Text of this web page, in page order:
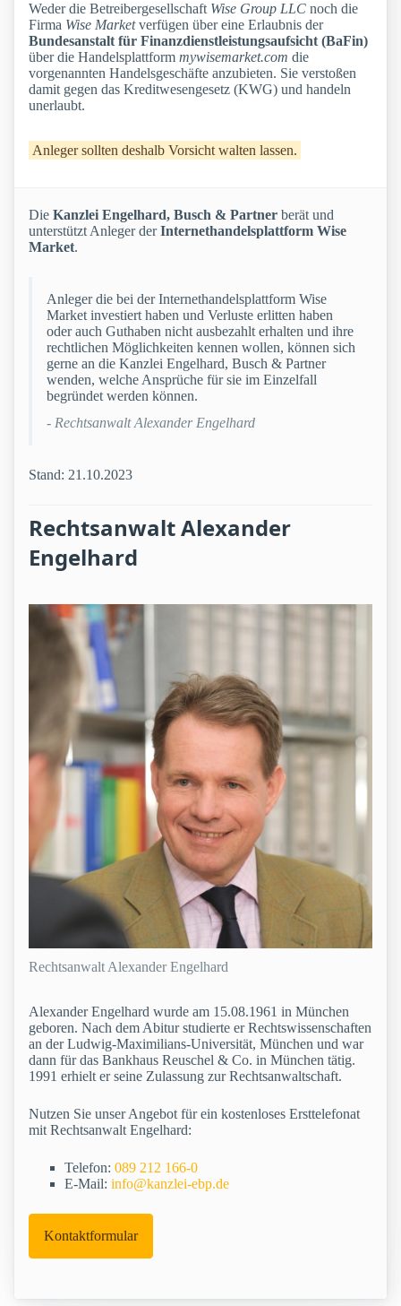
Weder die Betreibergesellschaft Wise Group LLC noch die
Firma Wise Marketverfügen über eine Erlaubnis der
Bundesanstalt für Finanzdienstleistungsaufsicht (BaFin)
über die Handelsplattform mywisemarket.com die
vorgenannten Handelsgeschäfte anzubieten. Sie verstoßen
damit gegen das Kreditwesengesetz (KWG) und handeln
unerlaubt.
Anleger sollten deshalb Vorsicht walten lassen.
Die Kanzlei Engelhard, Busch & Partner berät und
unterstützt Anleger derInternethandelsplattform Wise
Market.
Anleger die bei der Internethandelsplattform Wise
Market investiert haben und Verluste erlitten haben
oder auch Guthaben nicht ausbezahlt erhalten und ihre
rechtlichen Möglichkeiten kennen wollen, können sich
gerne an die Kanzlei Engelhard, Busch & Partner
wenden, welche Ansprüche für sie im Einzelfall
begründet werden können.
- Rechtsanwalt Alexander Engelhard
Stand: 21.10.2023
Rechtsanwalt Alexander
Engelhard
Rechtsanwalt Alexander Engelhard
Alexander Engelhard wurde am 15.08.1961 in München
geboren. Nach dem Abitur studierte er Rechtswissenschaften
an der Ludwig-Maximilians-Universität, München und war
dann für das Bankhaus Reuschel & Co. in München tätig.
1991 erhielt er seine Zulassung zur Rechtsanwaltschaft.
Nutzen Sie unser Angebot für ein kostenloses Ersttelefonat
mit Rechtsanwalt Engelhard:
Telefon: 089 212 166-0
E-Mail: info@kanzlei-ebp.de
Kontaktformular